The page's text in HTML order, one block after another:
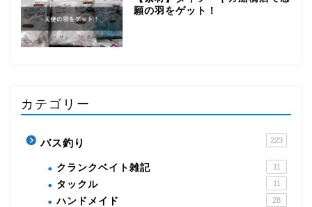
願の羽をゲット！
カテゴリー
バス釣り 223
クランクベイト雑記 11
タックル 11
ハンドメイド 28